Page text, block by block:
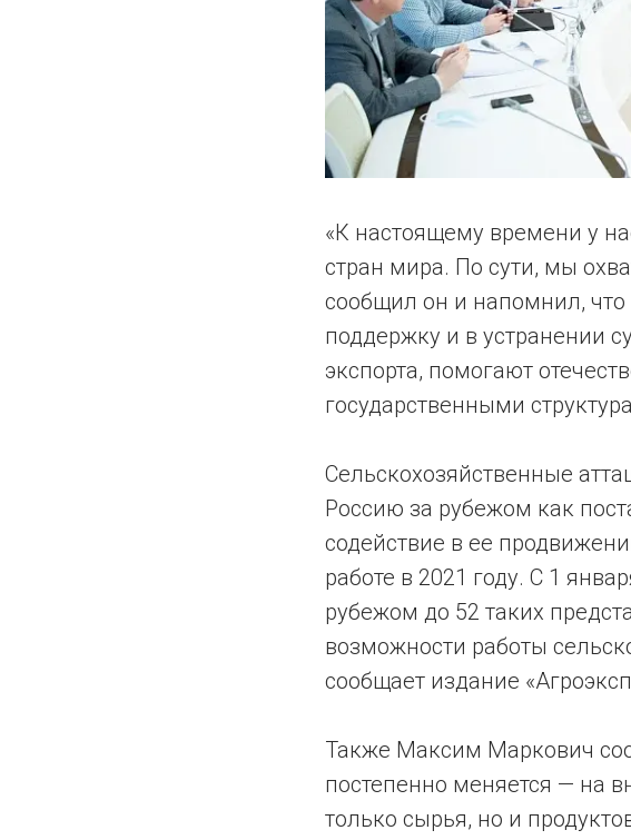
«К настоящему времени у
стран мира. По сути, мы
сообщил он и напомнил,
поддержку и в устранении
экспорта, помогают
государственными
Сельскохозяйственные
Россию за рубежом как
содействие в ее
работе в 2021 году. С 1
рубежом до 52 таких
возможности работы
сообщает издание
Также Максим Маркович
постепенно меняется — на
только сырья, но и